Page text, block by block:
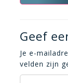
Geef
Je e-
velden zijn